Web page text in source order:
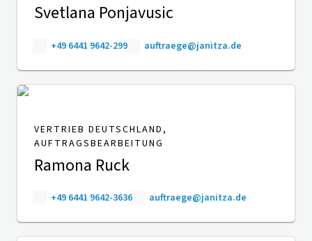
Svetlana Ponjavusic
+49 6441 9642-299 auftraege@janitza.de
VERTRIEB DEUTSCHLAND,
AUFTRAGSBEARBEITUNG
Ramona Ruck
+49 6441 9642-3636 auftraege@janitza.de